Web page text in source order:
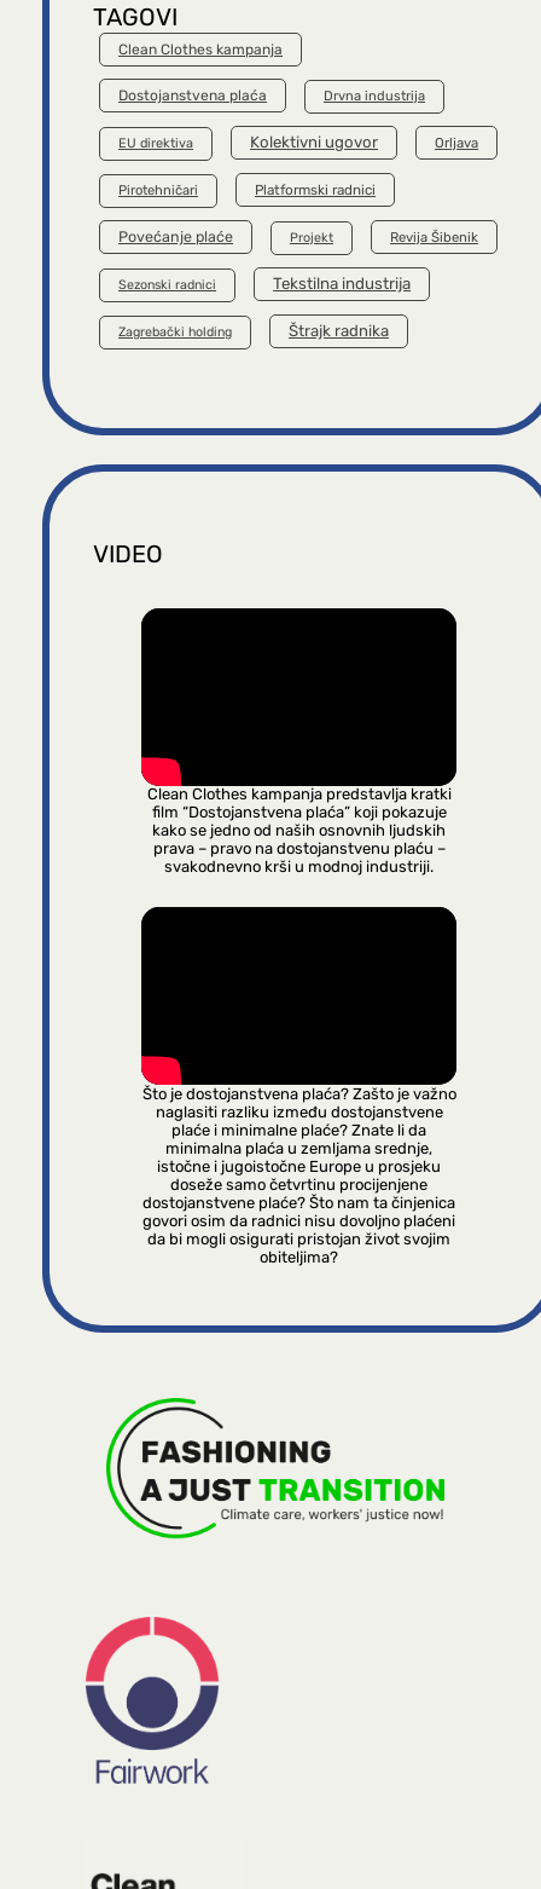
TAGOVI
Clean Clothes kampanja
Dostojanstvena plaća Drvna industrija
EU direktiva Kolektivni ugovor Orljava
Pirotehničari Platformski radnici
Povećanje plaće Projekt Revija Šibenik
Sezonski radnici Tekstilna industrija
Zagrebački holding Štrajk radnika
VIDEO
Clean Clothes kampanja predstavlja kratki
film “Dostojanstvena plaća” koji pokazuje
kako se jedno od naših osnovnih ljudskih
prava – pravo na dostojanstvenu plaću –
svakodnevno krši u modnoj industriji.
Što je dostojanstvena plaća? Zašto je važno
naglasiti razliku između dostojanstvene
plaće i minimalne plaće? Znate li da
minimalna plaća u zemljama srednje,
istočne i jugoistočne Europe u prosjeku
doseže samo četvrtinu procijenjene
dostojanstvene plaće? Što nam ta činjenica
govori osim da radnici nisu dovoljno plaćeni
da bi mogli osigurati pristojan život svojim
obiteljima?